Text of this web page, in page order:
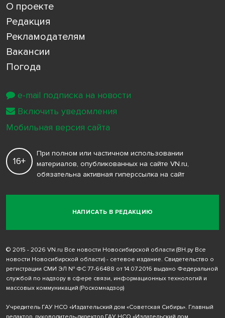
О проекте
Редакция
Рекламодателям
Вакансии
Погода
НАПИСАТЬ В РЕДАКЦИЮ
16+
При полном или частичном использовании
материалов, опубликованных на сайте VN.ru,
обязательна активная гиперссылка на сайт
© 2015 - 2026 VN.ru Все новости Новосибирской области (ВН.ру Все
новости Новосибирской области) - сетевое издание. Свидетельство о
регистрации СМИ ЭЛ № ФС 77-66488 от 14.07.2016 выдано Федеральной
службой по надзору в сфере связи, информационных технологий и
массовых коммуникаций (Роскомнадзор)
Учредитель ГАУ НСО «Издательский дом «Советская Сибирь». Главный
e-mail подписка на новости
Включить уведомления
Мобильная версия сайта